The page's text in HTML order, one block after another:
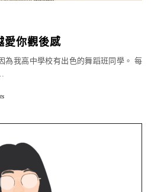
你觀後感
為我高中學校有出色的舞蹈班同學。 每